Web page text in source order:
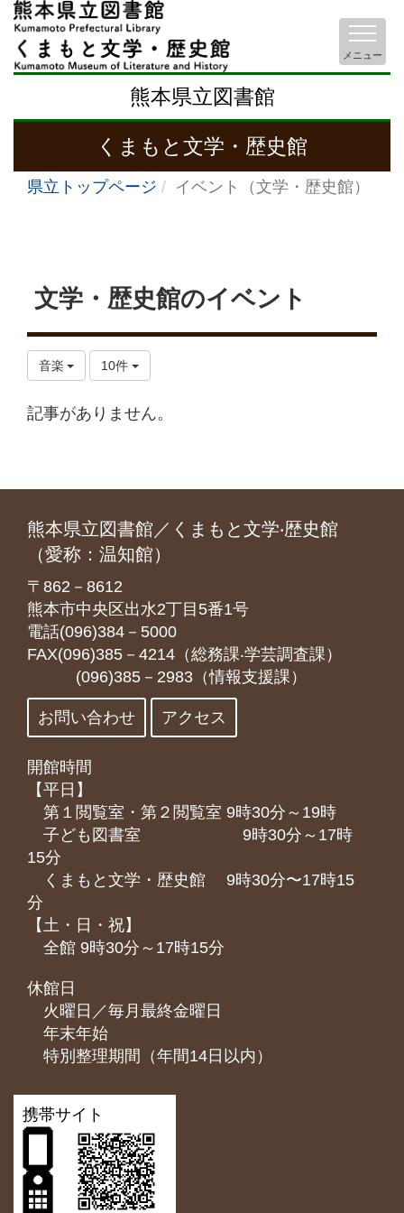
熊本県立図書館
くまもと文学・歴史館
メニュー
県立トップページ イベント（文学・歴史館）
文学・歴史館のイベント
音楽 10件
記事がありません。
熊本県立図書館／くまもと文学‧歴史館
（愛称：温知館）
〒862－8612
熊本市中央区出水2丁目5番1号
電話(096)384－5000
FAX(096)385－4214（総務課‧学芸調査課）
(096)385－2983（情報支援課）
お問い合わせ アクセス
開館時間
【平日】
第１閲覧室・第２閲覧室 9時30分～19時
子ども図書室 9時30分～17時
15分
くまもと⽂学・歴史館 9時30分〜17時15
分
【土・日・祝】
全館 9時30分～17時15分
休館日
火曜日／毎月最終金曜日
年末年始
特別整理期間（年間14日以内）
携帯サイト